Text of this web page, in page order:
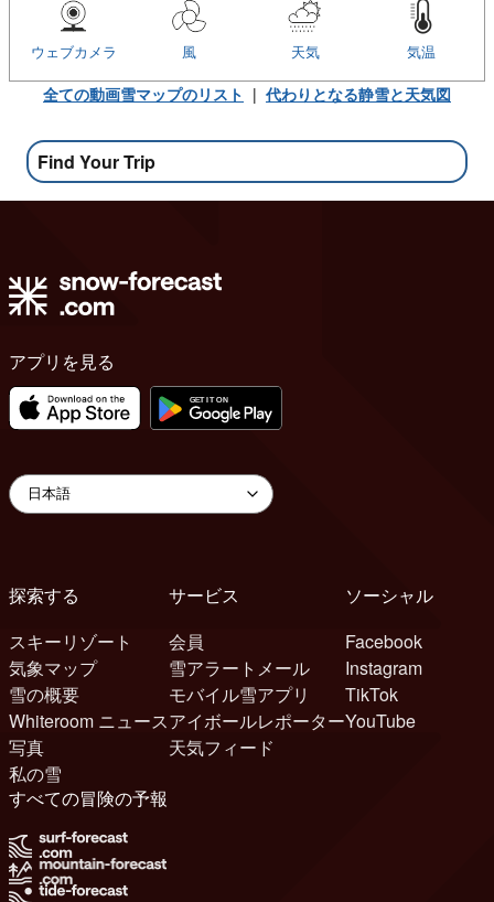
気温
天気
風
ウェブカメラ
全ての動画雪マップのリスト | 代わりとなる静雪と天気図
Find Your Trip
アプリを見る
探索する
スキーリゾート
気象マップ
雪の概要
Whiteroom ニュース
写真
私の雪
サービス
会員
雪アラートメール
モバイル雪アプリ
アイボールレポーター
天気フィード
ソーシャル
Facebook
Instagram
TikTok
YouTube
すべての冒険の予報